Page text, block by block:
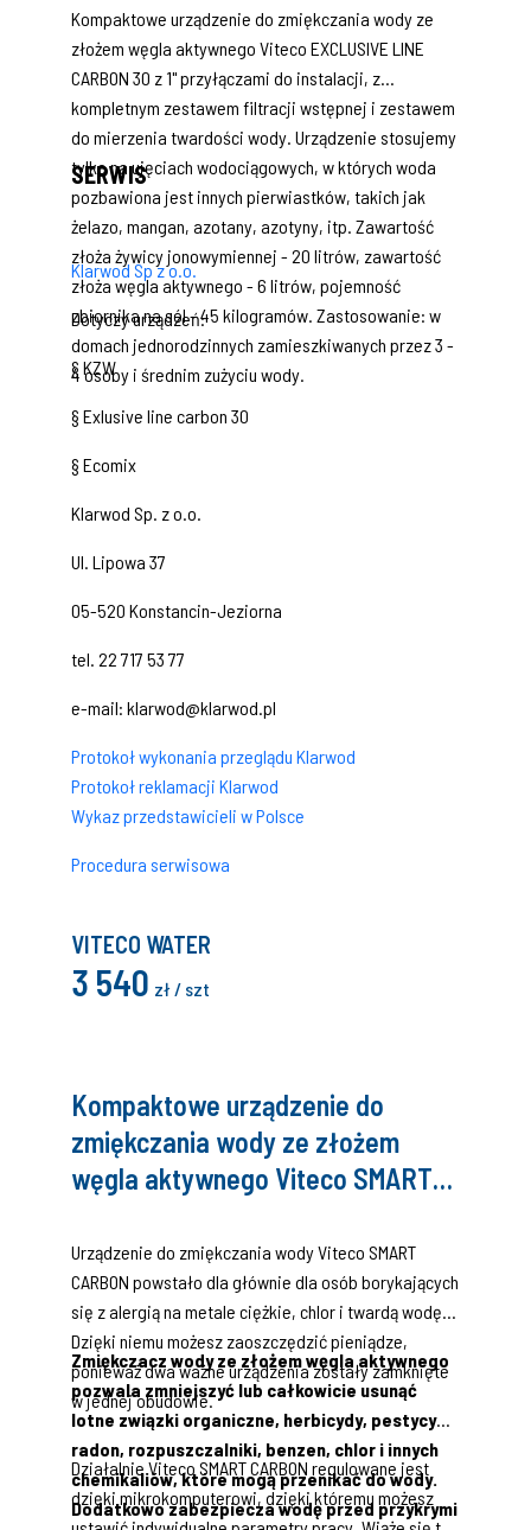
kompletnym zestawem filtracji
wstępnej i zestawem do mierzenia
twardości wody
Kompaktowe urządzenie do zmiękczania wody ze
złożem węgla aktywnego Viteco EXCLUSIVE LINE
CARBON 30 z 1" przyłączami do instalacji, z
kompletnym zestawem filtracji wstępnej i zestawem
do mierzenia twardości wody. Urządzenie stosujemy
tylko na ujęciach wodociągowych, w których woda
pozbawiona jest innych pierwiastków, takich jak
żelazo, mangan, azotany, azotyny, itp. Zawartość
złoża żywicy jonowymiennej - 20 litrów, zawartość
złoża węgla aktywnego - 6 litrów, pojemność
zbiornika na sól - 45 kilogramów. Zastosowanie: w
domach jednorodzinnych zamieszkiwanych przez 3 -
4 osoby i średnim zużyciu wody.
SERWIS
Klarwod Sp z o.o.
Dotyczy urządzeń:
§ KZW
§ Exlusive line carbon 30
§ Ecomix
Klarwod Sp. z o.o.
Ul. Lipowa 37
05-520 Konstancin-Jeziorna
tel. 22 717 53 77
e-mail: klarwod@klarwod.pl
Protokoł wykonania przeglądu Klarwod
Protokoł reklamacji Klarwod
Wykaz przedstawicieli w Polsce
Procedura serwisowa
VITECO WATER
3 540 zł / szt
Kompaktowe urządzenie do
zmiękczania wody ze złożem
węgla aktywnego Viteco SMART
zestawem filtracji wstępnej i
zestawem do mierzenia twardości
wody
Urządzenie do zmiękczania wody Viteco SMART
CARBON powstało dla głównie dla osób borykających
się z alergią na metale ciężkie, chlor i twardą wodę.
Dzięki niemu możesz zaoszczędzić pieniądze,
ponieważ dwa ważne urządzenia zostały zamknięte
w jednej obudowie.
Zmiękczacz wody ze złożem węgla aktywnego
pozwala zmniejszyć lub całkowicie usunąć
lotne związki organiczne, herbicydy, pestycydy,
radon, rozpuszczalniki, benzen, chlor i innych
chemikaliów, które mogą przenikać do wody.
Dodatkowo zabezpiecza wodę przed przykrymi
Działalnie Viteco SMART CARBON regulowane jest
dzięki mikrokomputerowi, dzięki któremu możesz